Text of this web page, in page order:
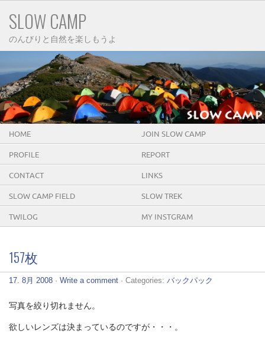
SLOW CAMP
のんびりと自然を楽しもうよ
HOME JOIN SLOW CAMP
PROFILE REPORT
CONTACT LINKS
SLOW CAMP FIELD SLOW TREK
TWILOG MY INSTGRAM
157枚
17. 8月 2008 · Write a comment · Categories: バックパック
写真を絞り切れません。
欲しいレンズは決まっているのですが・・・。